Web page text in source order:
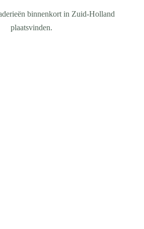
binnenkort in Zuid-Holland
plaatsvinden.